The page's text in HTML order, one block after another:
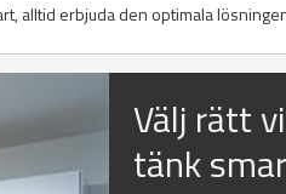
alltid erbjuda den optimala
Välj rätt
tänk